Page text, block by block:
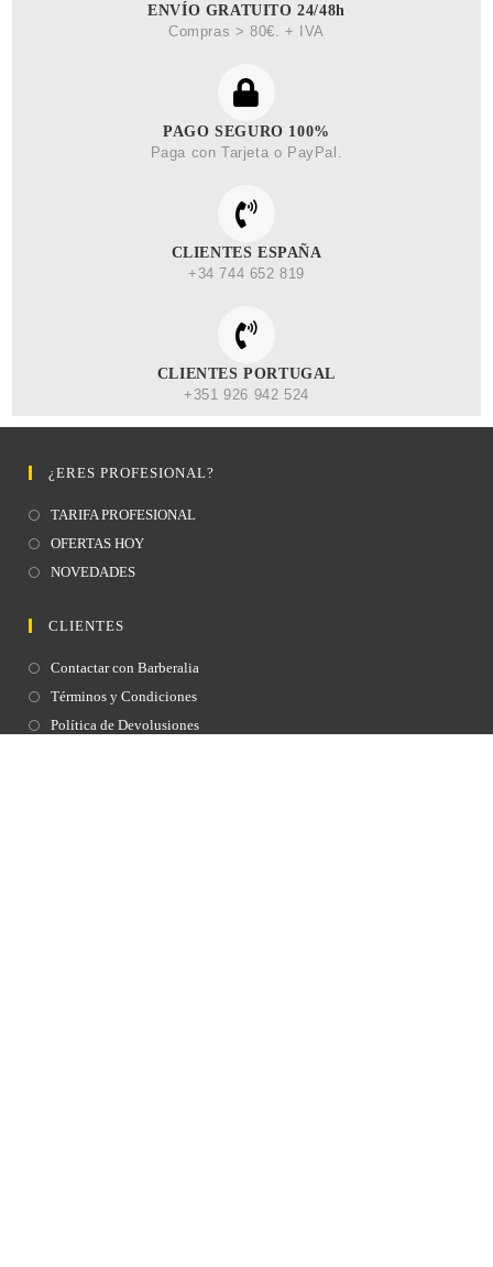
ENVÍO GRATUITO 24/48h
Compras > 80€. + IVA
PAGO SEGURO 100%
Paga con Tarjeta o PayPal.
CLIENTES ESPAÑA
+34 744 652 819
CLIENTES PORTUGAL
+351 926 942 524
CLIENTES
Contactar con Barberalia
Términos y Condiciones
Política de Devolusiones
¿ERES PROFESIONAL?
TARIFA PROFESIONAL
OFERTAS HOY
NOVEDADES